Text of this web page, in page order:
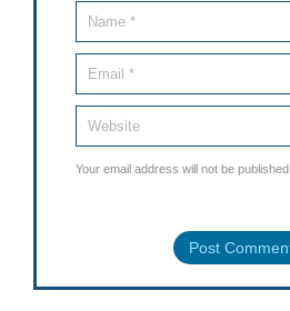
Your email address will not be published.